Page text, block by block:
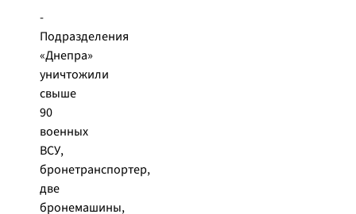
-
Подразделения
«Днепра»
уничтожили
свыше
90
военных
ВСУ,
бронетранспортер,
две
бронемашины,